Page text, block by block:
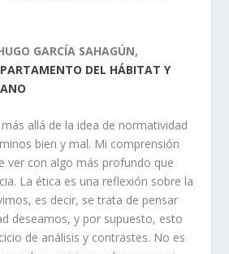
GARCÍA SAHAGÚN,
DEL HÁBITAT Y
allá de la idea de normatividad
bien y mal. Mi comprensión
ver con algo más profundo que
La ética es una reflexión sobre la
es decir, se trata de pensar
deseamos, y por supuesto, esto
de análisis y contrastes. No es